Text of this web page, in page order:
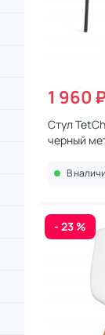
1 960
Стул
черный
В
- 23 %